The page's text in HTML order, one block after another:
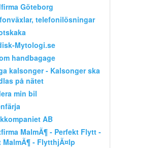
Göteborg
telefonilösningar
Mytologi.se
handbagage
kalsonger - Kalsonger ska
på nätet
min bil
AB
MalmÃ¶ - Perfekt Flytt -
MalmÃ¶ - FlytthjÃ¤lp